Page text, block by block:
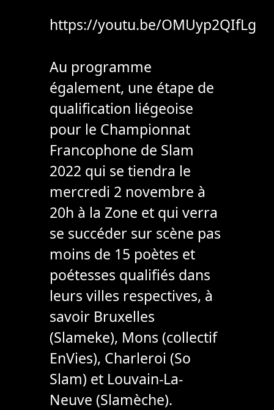
https://youtu.be/OMUyp2QIfLg
Au programme
également, une étape de
qualification liégeoise
pour le Championnat
Francophone de Slam
2022 qui se tiendra le
mercredi 2 novembre à
20h à la Zone et qui verra
se succéder sur scène pas
moins de 15 poètes et
poétesses qualifiés dans
leurs villes respectives, à
savoir Bruxelles
(Slameke), Mons (collectif
EnVies), Charleroi (So
Slam) et Louvain-La-
Neuve (Slamèche).